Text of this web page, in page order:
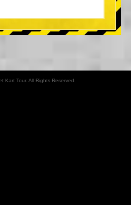
Kart Tour. All Rights Reserved.